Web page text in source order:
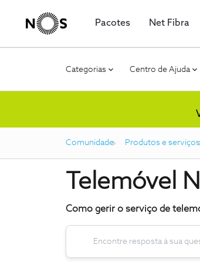
Pacotes Net Fibra
Categorias Centro de Ajuda
Comunidade Produtos e serviços
Telemóvel
Como gerir o serviço de